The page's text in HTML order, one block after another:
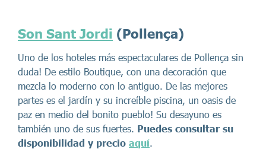
Son Sant Jordi (Pollença)
Uno de los hoteles más espectaculares de Pollença sin
duda! De estilo Boutique, con una decoración que
mezcla lo moderno con lo antiguo. De las mejores
partes es el jardín y su increíble piscina, un oasis de
paz en medio del bonito pueblo! Su desayuno es
también uno de sus fuertes. Puedes consultar su
disponibilidad y precio aquí.